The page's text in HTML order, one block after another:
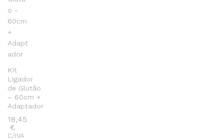
Kit
Ligador
de Glutão
– 60cm +
Adaptador
18,45
€
C/IVA